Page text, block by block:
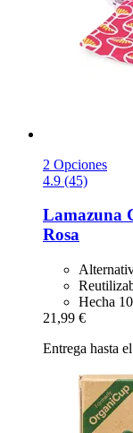
2 Opciones
4.9 (45)
Lamazuna
Rosa
Hecha
21,99 €
Entrega hasta